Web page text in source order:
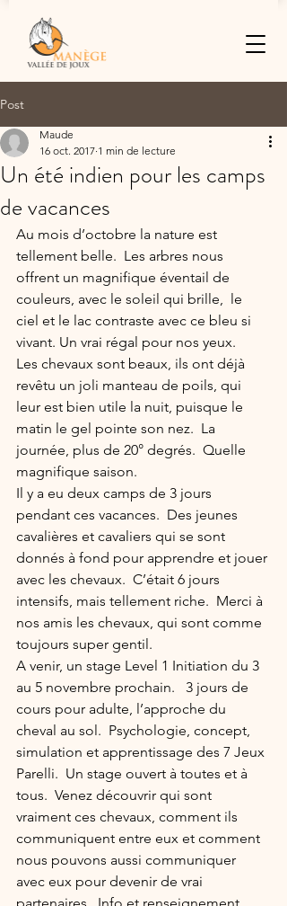
Post
Un été indien pour les camps
de vacances
Maude
16 oct. 2017 1 min de lecture
Au mois d’octobre la nature est
tellement belle.  Les arbres nous
offrent un magnifique éventail de
couleurs, avec le soleil qui brille,  le
ciel et le lac contraste avec ce bleu si
vivant. Un vrai régal pour nos yeux.
Les chevaux sont beaux, ils ont déjà
revêtu un joli manteau de poils, qui
leur est bien utile la nuit, puisque le
matin le gel pointe son nez.  La
journée, plus de 20° degrés.  Quelle
magnifique saison.
Il y a eu deux camps de 3 jours
pendant ces vacances.  Des jeunes
cavalières et cavaliers qui se sont
donnés à fond pour apprendre et jouer
avec les chevaux.  C’était 6 jours
intensifs, mais tellement riche.  Merci à
nos amis les chevaux, qui sont comme
toujours super gentil.
A venir, un stage Level 1 Initiation du 3
au 5 novembre prochain.   3 jours de
cours pour adulte, l’approche du
cheval au sol.  Psychologie, concept,
simulation et apprentissage des 7 Jeux
Parelli.  Un stage ouvert à toutes et à
tous.  Venez découvrir qui sont
vraiment ces chevaux, comment ils
communiquent entre eux et comment
nous pouvons aussi communiquer
avec eux pour devenir de vrai